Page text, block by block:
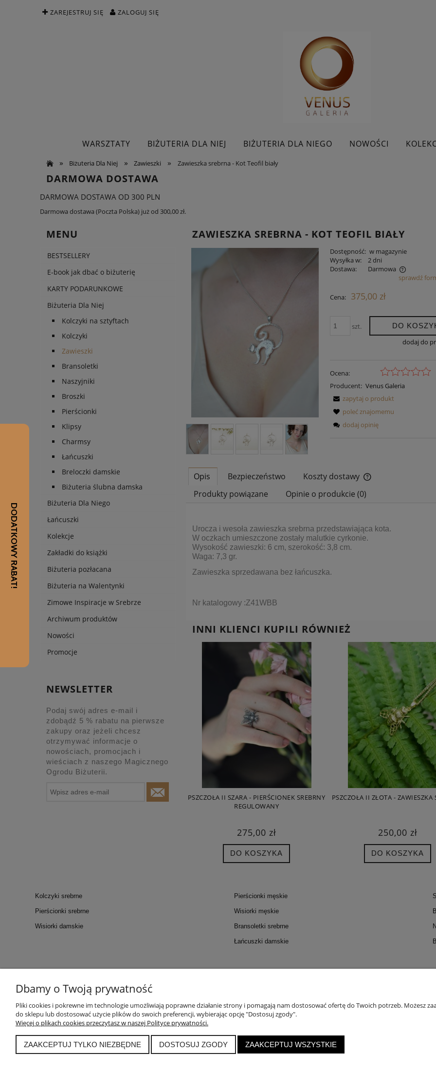
ZAREJESTRUJ SIĘ ZALOGUJ SIĘ
WARSZTATY BIŻUTERIA DLA NIEJ BIŻUTERIA DLA NIEGO NOWOŚCI
BESTSELLERY
» Biżuteria Dla Niej » Zawieszki » Zawieszka srebrna - Kot Teofil biały
DARMOWA DOSTAWA
DARMOWA DOSTAWA OD 300 PLN
Darmowa dostawa (Poczta Polska) już od 300,00 zł.
MENU
BESTSELLERY
E-book jak dbać o biżuterię
KARTY PODARUNKOWE
Biżuteria Dla Niej
Kolczyki na sztyftach
Kolczyki
Zawieszki
Bransoletki
Naszyjniki
Broszki
Pierścionki
Klipsy
Charmsy
Łańcuszki
Breloczki damskie
Biżuteria ślubna damska
Biżuteria Dla Niego
Łańcuszki
Kolekcje
Zakładki do książki
Biżuteria pozłacana
Biżuteria na Walentynki
Zimowe Inspiracje w Srebrze
Archiwum produktów
Nowości
Promocje
NEWSLETTER
Podaj swój adres e-mail i
zdobądź 5 % rabatu na pierwsze
zakupy oraz jeżeli chcesz
otrzymywać informacje o
nowościach, promocjach i
wieściach z naszego Magicznego
Ogrodu Biżuterii.
ZAWIESZKA SREBRNA - KOT TEOFIL BIAŁY
Dostępność: w magazynie
Wysyłka w:
2 dni
Dostawa:
Darmowa
Cena nie zawiera ewentualnych kosztów
płatności
sprawdź
Cena: 375,00 zł
szt. DO
dodaj do
Ocena:
Producent: Venus Galeria
zapytaj o produkt
poleć znajomemu
dodaj opinię
Opis Bezpieczeństwo Koszty dostawy
Produkty powiązane Opinie o produkcie (0)
Urocza i wesoła zawieszka srebrna przedstawiająca kota.
W oczkach umieszczone zostały malutkie cyrkonie.
Wysokość zawieszki: 6 cm, szerokość: 3,8 cm.
Waga: 7,3 gr.
Zawieszka sprzedawana bez łańcuszka.
Nr katalogowy :Z41WBB
INNI KLIENCI KUPILI RÓWNIEŻ
PSZCZOŁA II SZARA - PIERŚCIONEK SREBRNY
REGULOWANY
275,00 zł
DO KOSZYKA
PSZCZOŁA II ZŁOTA - ZAWIESZKA
250,00 zł
DO KOSZYKA
Kolczyki srebrne
Pierścionki srebrne
Wisiorki damskie
Pierścionki męskie
Wisiorki męskie
Bransoletki srebrne
Łańcuszki damskie
KONTAKT
Kontakt
WARSZTATY
Blog
Tabela rozmiarów
Polskie Cechy Probiercze
Archiwum produktów
Twoje zamówienia
Dbamy o Twoją prywatność
Pliki cookies i pokrewne im technologie umożliwiają poprawne działanie strony i pomagają nam dostosować ofertę do Twoich potrzeb. Możesz
do sklepu lub dostosować użycie plików do swoich preferencji, wybierając opcję "Dostosuj zgody".
Więcej o plikach cookies przeczytasz w naszej Polityce prywatności.
ZAAKCEPTUJ TYLKO NIEZBĘDNE DOSTOSUJ ZGODY ZAAKCEPTUJ WSZYSTKIE